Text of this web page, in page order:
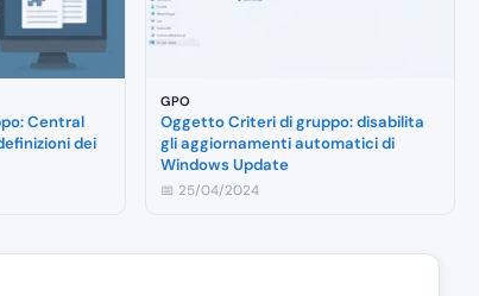
Central
dei
GPO
Oggetto Criteri di gruppo: disabilita
gli aggiornamenti automatici di
Windows Update
📅 25/04/2024